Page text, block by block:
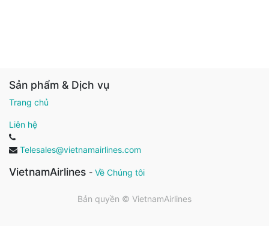
Sản phẩm & Dịch vụ
Trang chủ
Liên hệ
Telesales@vietnamairlines.com
VietnamAirlines - Về Chúng tôi
Bản quyền © VietnamAirlines